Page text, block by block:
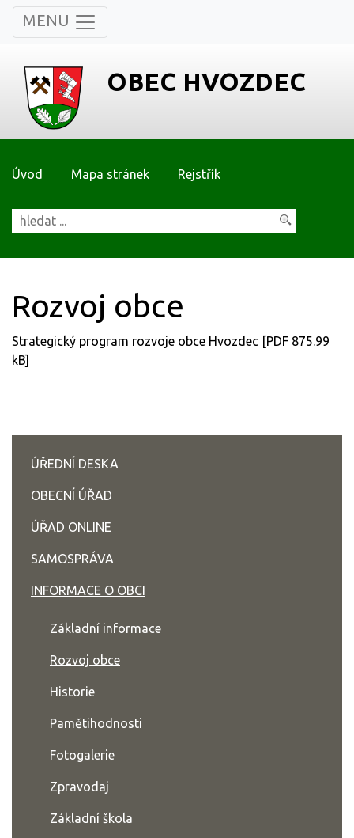
MENU
OBEC HVOZDEC
Úvod Mapa stránek Rejstřík
Rozvoj obce
Strategický program rozvoje obce Hvozdec [PDF 875.99
kB]
ÚŘEDNÍ DESKA
OBECNÍ ÚŘAD
ÚŘAD ONLINE
SAMOSPRÁVA
INFORMACE O OBCI
Základní informace
Rozvoj obce
Historie
Pamětihodnosti
Fotogalerie
Zpravodaj
Základní škola